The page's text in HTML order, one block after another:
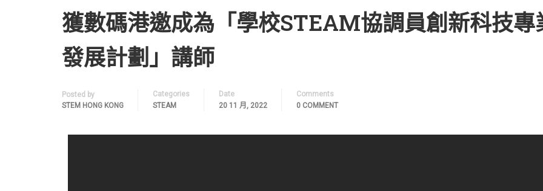
獲數碼港邀成為「學校STEAM協調員創新科技專
發展計劃」講師
Posted by
STEM HONG KONG
Categories
STEAM
Date
20 11 月, 2022
Comments
0 COMMENT